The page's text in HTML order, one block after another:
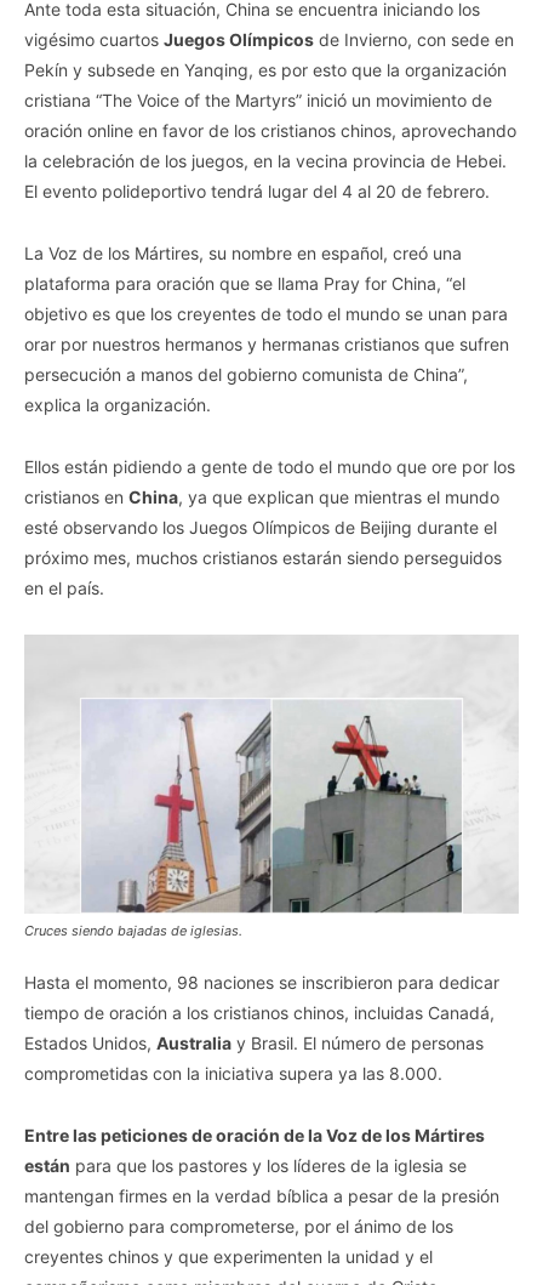
Ante toda esta situación, China se encuentra iniciando los
vigésimo cuartos Juegos Olímpicos de Invierno, con sede en
Pekín y subsede en Yanqing, es por esto que la organización
cristiana “The Voice of the Martyrs” inició un movimiento de
oración online en favor de los cristianos chinos, aprovechando
la celebración de los juegos, en la vecina provincia de Hebei.
El evento polideportivo tendrá lugar del 4 al 20 de febrero.
La Voz de los Mártires, su nombre en español, creó una
plataforma para oración que se llama Pray for China, “el
objetivo es que los creyentes de todo el mundo se unan para
orar por nuestros hermanos y hermanas cristianos que sufren
persecución a manos del gobierno comunista de China”,
explica la organización.
Ellos están pidiendo a gente de todo el mundo que ore por los
cristianos en China, ya que explican que mientras el mundo
esté observando los Juegos Olímpicos de Beijing durante el
próximo mes, muchos cristianos estarán siendo perseguidos
en el país.
Cruces siendo bajadas de iglesias.
Hasta el momento, 98 naciones se inscribieron para dedicar
tiempo de oración a los cristianos chinos, incluidas Canadá,
Estados Unidos, Australia y Brasil. El número de personas
comprometidas con la iniciativa supera ya las 8.000.
Entre las peticiones de oración de la Voz de los Mártires
están para que los pastores y los líderes de la iglesia se
mantengan firmes en la verdad bíblica a pesar de la presión
del gobierno para comprometerse, por el ánimo de los
creyentes chinos y que experimenten la unidad y el